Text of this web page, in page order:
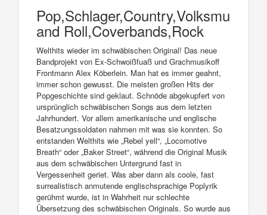
and Roll,Coverbands,Rock
Welthits wieder im schwäbischen Original! Das neue
Bandprojekt von Ex-Schwoißfuaß und Grachmusikoff
Frontmann Alex Köberlein. Man hat es immer geahnt,
immer schon gewusst. Die meisten großen Hits der
Popgeschichte sind geklaut. Schnöde abgekupfert von
ursprünglich schwäbischen Songs aus dem letzten
Jahrhundert. Vor allem amerikanische und englische
Besatzungssoldaten nahmen mit was sie konnten. So
entstanden Welthits wie „Rebel yell“, „Locomotive
Breath“ oder „Baker Street“, während die Original Musik
aus dem schwäbischen Untergrund fast in
Vergessenheit geriet. Was aber dann als coole, fast
surrealistisch anmutende englischsprachige Poplyrik
gerühmt wurde, ist in Wahrheit nur schlechte
Übersetzung des schwäbischen Originals. So wurde aus